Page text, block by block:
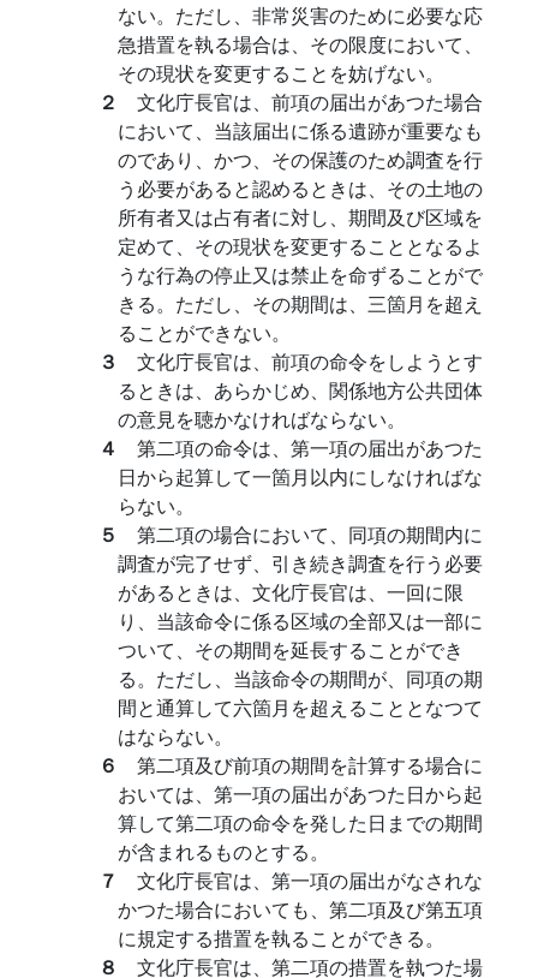
ない。ただし、非常災害のために必要な応
急措置を執る場合は、その限度において、
その現状を変更することを妨げない。
２ 文化庁長官は、前項の届出があつた場合
において、当該届出に係る遺跡が重要なも
のであり、かつ、その保護のため調査を行
う必要があると認めるときは、その土地の
所有者又は占有者に対し、期間及び区域を
定めて、その現状を変更することとなるよ
うな行為の停止又は禁止を命ずることがで
きる。ただし、その期間は、三箇月を超え
ることができない。
３ 文化庁長官は、前項の命令をしようとす
るときは、あらかじめ、関係地方公共団体
の意見を聴かなければならない。
４ 第二項の命令は、第一項の届出があつた
日から起算して一箇月以内にしなければな
らない。
５ 第二項の場合において、同項の期間内に
調査が完了せず、引き続き調査を行う必要
があるときは、文化庁長官は、一回に限
り、当該命令に係る区域の全部又は一部に
ついて、その期間を延長することができ
る。ただし、当該命令の期間が、同項の期
間と通算して六箇月を超えることとなつて
はならない。
６ 第二項及び前項の期間を計算する場合に
おいては、第一項の届出があつた日から起
算して第二項の命令を発した日までの期間
が含まれるものとする。
７ 文化庁長官は、第一項の届出がなされな
かつた場合においても、第二項及び第五項
に規定する措置を執ることができる。
８ 文化庁長官は、第二項の措置を執つた場